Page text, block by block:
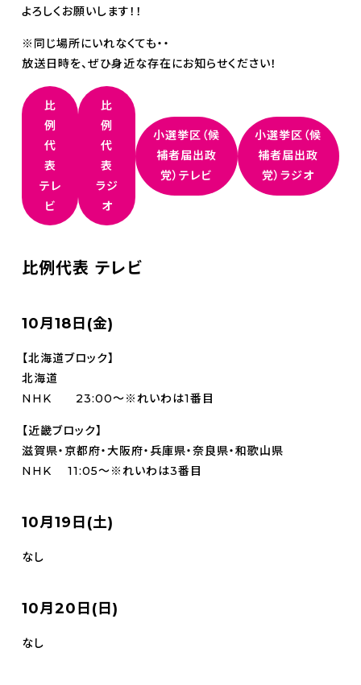
よろしくお願いします！！
※同じ場所にいれなくても・・
放送日時を、ぜひ身近な存在にお知らせください！
比
例
代
表
テレ
ビ
比
例
代
表
ラジ
オ
小選挙区（候
補者届出政
党）テレビ
小選挙区（候
補者届出政
党）ラジオ
比例代表 テレビ
10月18日(金)
【北海道ブロック】
北海道
NHK 23:00～※れいわは1番目
【近畿ブロック】
滋賀県・京都府・大阪府・兵庫県・奈良県・和歌山県
NHK 11:05～※れいわは3番目
10月19日(土)
なし
10月20日(日)
なし